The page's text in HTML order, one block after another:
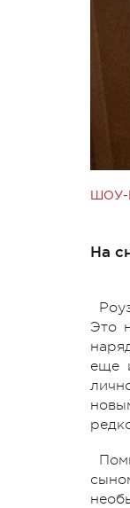
ШОУ-
На
Это
еще